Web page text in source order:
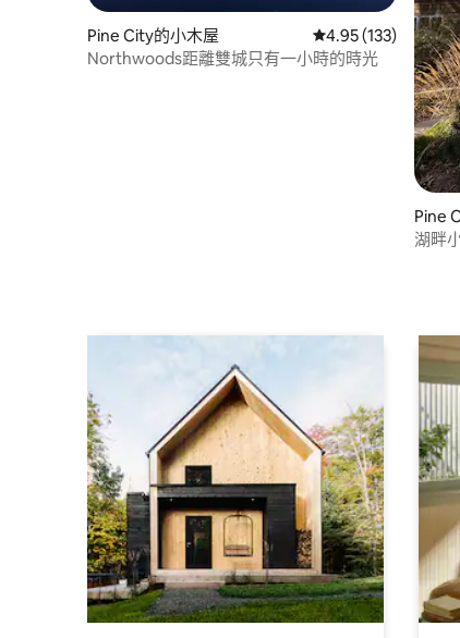
Pine City的小木屋 從 133 則評價中獲
4.95 (133)
Northwoods距離雙城只有一小時的時光
Pine
湖畔